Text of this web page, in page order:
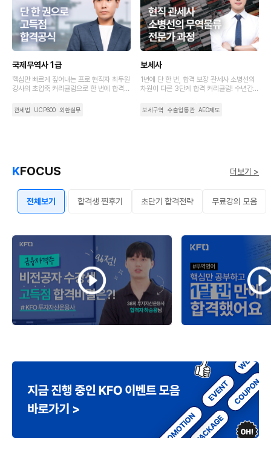
국제무역사 1급
핵심만 빠르게 짚어내는 프로 현직자 최두원
강사의 초압축 커리큘럼으로 한 번에 합격해
관세법 UCP600 외환실무
보세사
1년에 단 한 번, 합격 보장 관세사 소병선의
차원이 다른 3단계 합격 커리큘럼! 수년간의
수 개념 정리부터 시험 직전 마무리까지
보세구역 수출입통관 AEO제도
KFOCUS 더보기 >
전체보기 합격생 찐후기 초단기 합격전략 무료강의 모음